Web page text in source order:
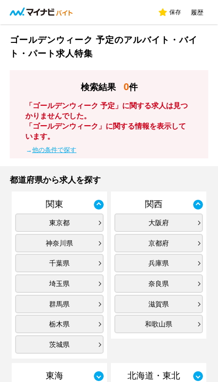
保存 履歴
ゴールデンウィーク 予定のアルバイト・バイ
ト・パート求人特集
検索結果 0件
「ゴールデンウィーク 予定」に関する求人は見つ
かりませんでした。
「ゴールデンウィーク」に関する情報を表示して
います。
→他の条件で探す
都道府県から求人を探す
関東
東京都
神奈川県
千葉県
埼玉県
群馬県
栃木県
茨城県
関西
大阪府
京都府
兵庫県
奈良県
滋賀県
和歌山県
東海 北海道・東北